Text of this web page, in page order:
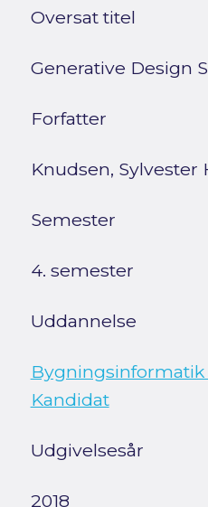
Oversat titel
Generative Design
Forfatter
Knudsen, Sylvester
Semester
4. semester
Uddannelse
Bygningsinformatik
Kandidat
Udgivelsesår
2018